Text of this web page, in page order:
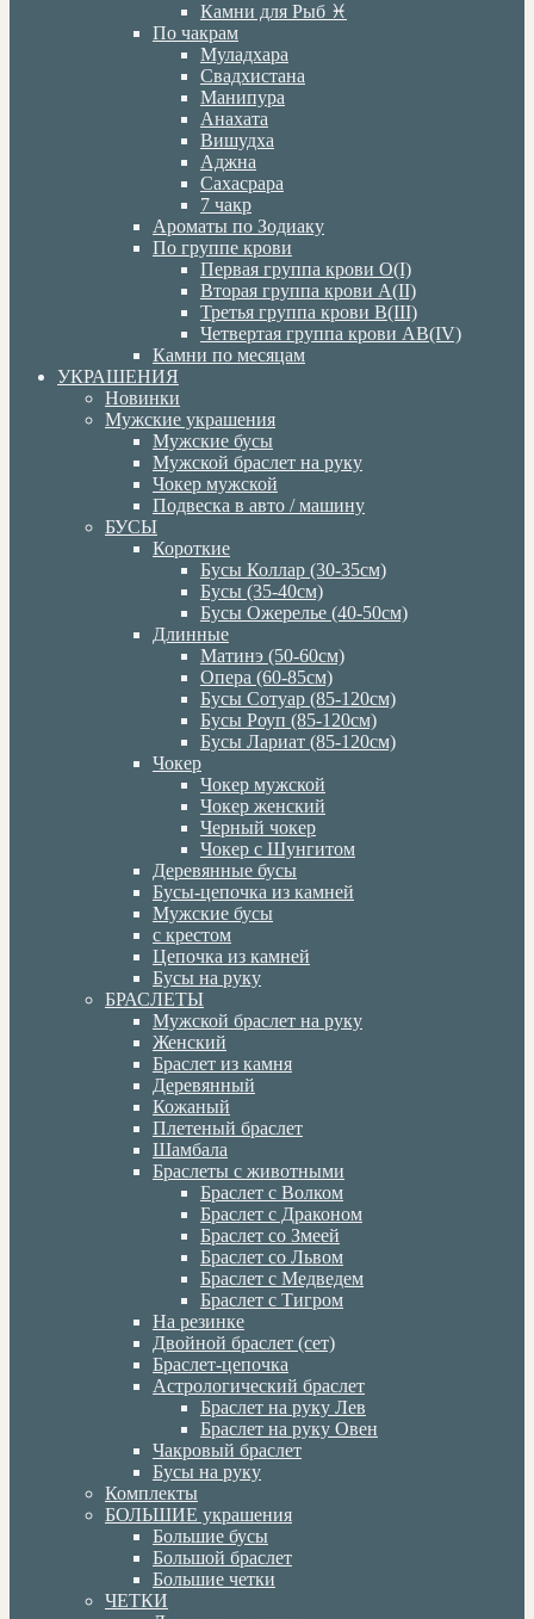
Камни для Рыб ♓️
По чакрам
Муладхара
Свадхистана
Манипура
Анахата
Вишудха
Аджна
Сахасрара
7 чакр
Ароматы по Зодиаку
По группе крови
Первая группа крови О(I)
Вторая группа крови А(II)
Третья группа крови В(III)
Четвертая группа крови АВ(IV)
Камни по месяцам
УКРАШЕНИЯ
Новинки
Мужские украшения
Мужские бусы
Мужской браслет на руку
Чокер мужской
Подвеска в авто / машину
БУСЫ
Короткие
Бусы Коллар (30-35см)
Бусы (35-40см)
Бусы Ожерелье (40-50см)
Длинные
Матинэ (50-60см)
Опера (60-85см)
Бусы Сотуар (85-120см)
Бусы Роуп (85-120см)
Бусы Лариат (85-120см)
Чокер
Чокер мужской
Чокер женский
Черный чокер
Чокер с Шунгитом
Деревянные бусы
Бусы-цепочка из камней
Мужские бусы
с крестом
Цепочка из камней
Бусы на руку
БРАСЛЕТЫ
Мужской браслет на руку
Женский
Браслет из камня
Деревянный
Кожаный
Плетеный браслет
Шамбала
Браслеты с животными
Браслет с Волком
Браслет с Драконом
Браслет со Змеей
Браслет со Львом
Браслет с Медведем
Браслет с Тигром
На резинке
Двойной браслет (сет)
Браслет-цепочка
Астрологический браслет
Браслет на руку Лев
Браслет на руку Овен
Чакровый браслет
Бусы на руку
Комплекты
БОЛЬШИЕ украшения
Большие бусы
Большой браслет
Большие четки
ЧЕТКИ